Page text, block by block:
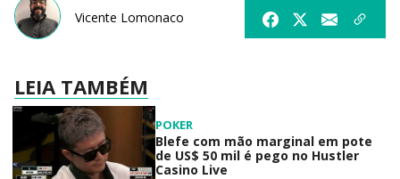
Vicente Lomonaco
LEIA TAMBÉM
POKER
Blefe com mão marginal em pote
de US$ 50 mil é pego no Hustler
Casino Live